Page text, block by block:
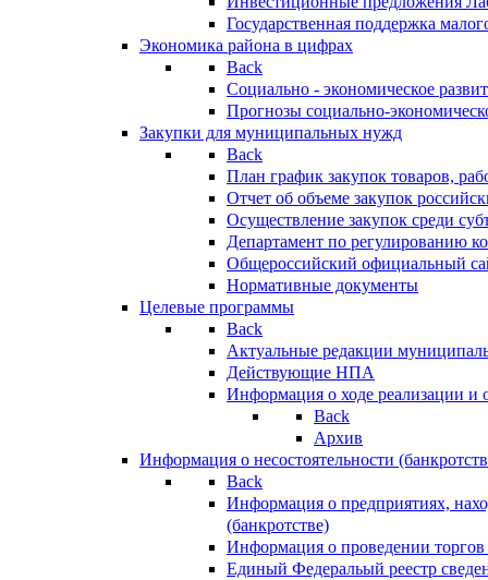
Государственная поддержка
Экономика района в цифрах
Back
Социально - экономическое
Прогнозы социально-
Закупки для муниципальных нужд
Back
План график закупок товаров,
Отчет об объеме закупок
Осуществление закупок среди
Департамент по регулированию
Общероссийский официальный
Нормативные документы
Целевые программы
Back
Актуальные редакции
Действующие НПА
Информация о ходе реализации
Back
Архив
Информация о несостоятельности
Back
Информация о предприятиях,
(банкротстве)
Информация о проведении
Единый Федеральый реестр